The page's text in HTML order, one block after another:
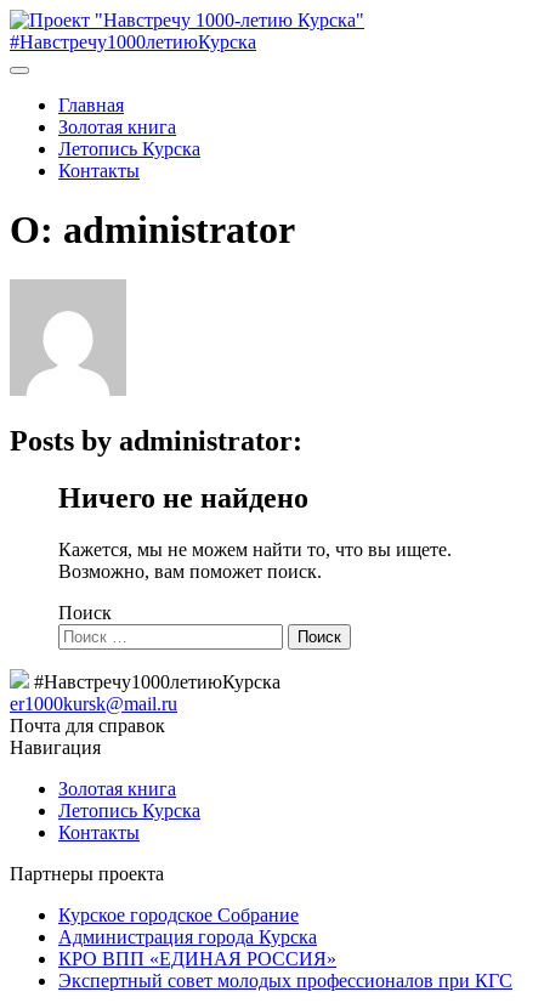
#Навстречу1000летиюКурска
Главная
Золотая книга
Летопись Курска
Контакты
О: administrator
Posts by administrator:
Ничего не найдено
Кажется, мы не можем найти то, что вы ищете.
Возможно, вам поможет поиск.
Поиск
#Навстречу1000летиюКурска
er1000kursk@mail.ru
Почта для справок
Навигация
Золотая книга
Летопись Курска
Контакты
Партнеры проекта
Курское городское Собрание
Администрация города Курска
КРО ВПП «ЕДИНАЯ РОССИЯ»
Экспертный совет молодых профессионалов при КГС